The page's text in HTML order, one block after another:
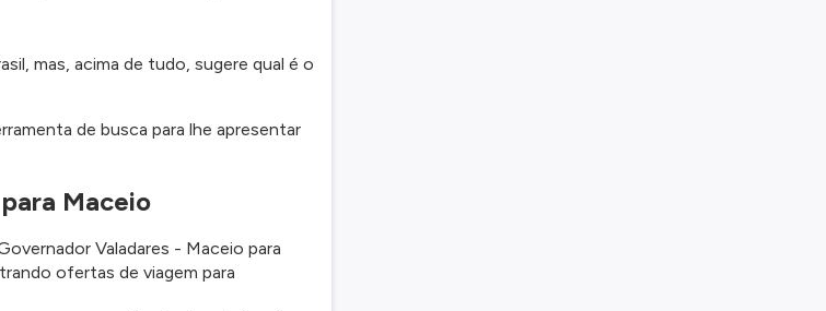
mas, acima de tudo, sugere qual é o
de busca para lhe apresentar
Maceio
Valadares - Maceio para
ofertas de viagem para